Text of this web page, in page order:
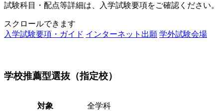
試験科目・配点等詳細は、入学試験要項をご確認ください。
スクロールできます
入学試験要項・ガイド インターネット出願 学外試験会場
学校推薦型選抜（指定校）
対象 全学科